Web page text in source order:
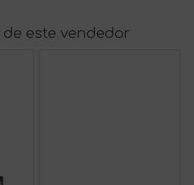
este vendedor